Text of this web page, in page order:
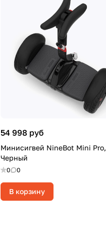
54 998 руб
Минисигвей NineBot Mini Pro,
Черный
0 0
В корзину